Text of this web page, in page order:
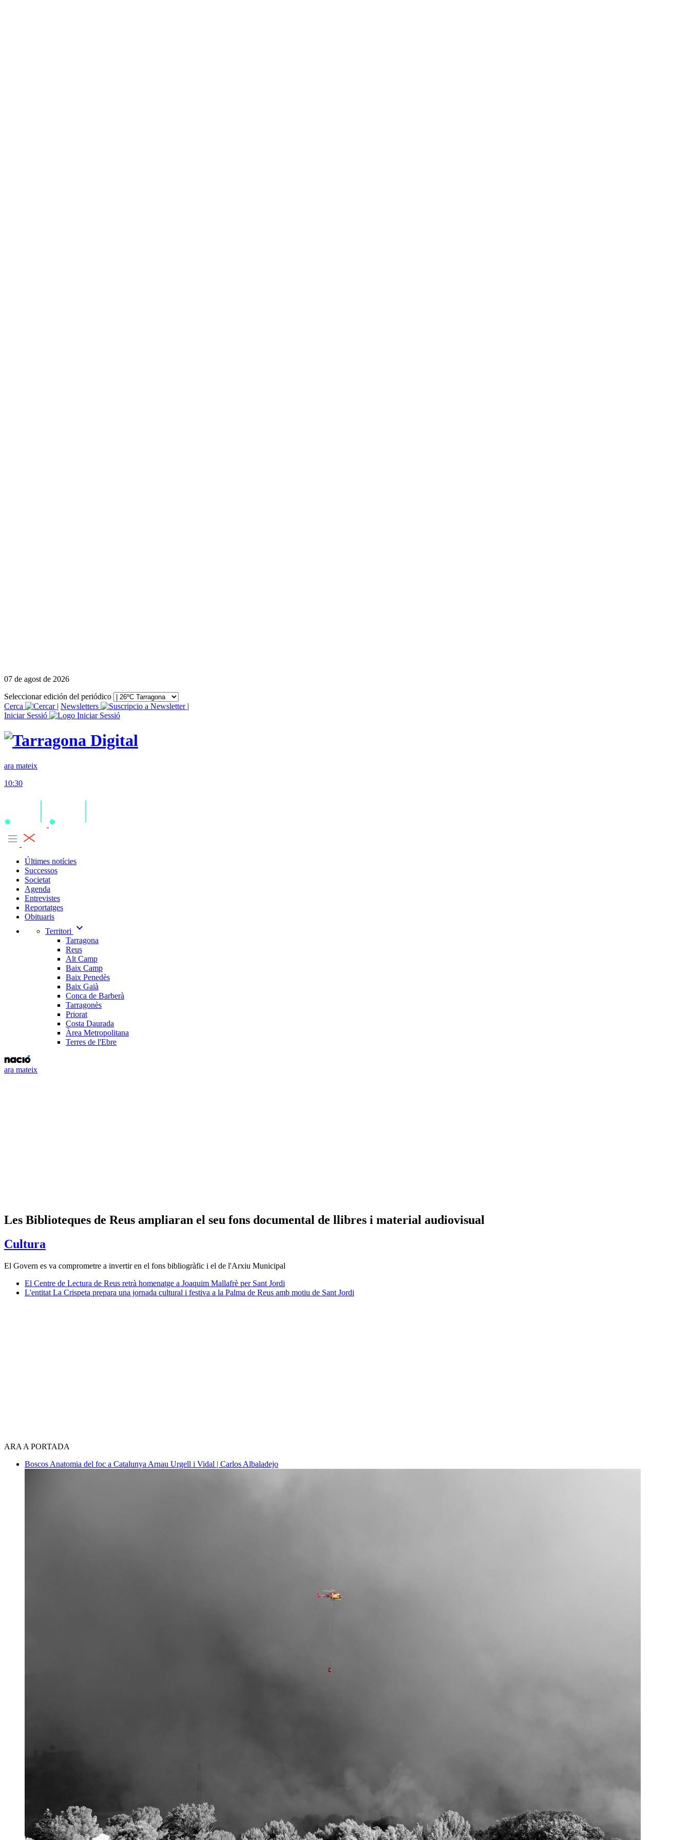
07 de agost de 2026
Seleccionar edición del periódico
Cerca
| Newsletters
|
Iniciar Sessió
ara mateix
10:30
Últimes notícies
Successos
Societat
Agenda
Entrevistes
Reportatges
Obituaris
Territori
expand_more
Tarragona
Reus
Alt Camp
Baix Camp
Baix Penedès
Baix Gaià
Conca de Barberà
Tarragonès
Priorat
Costa Daurada
Àrea Metropolitana
Terres de l'Ebre
ara mateix
Les Biblioteques de Reus ampliaran el seu fons documental de llibres i material audiovisual
Cultura
El Govern es va comprometre a invertir en el fons bibliogràfic i el de l'Arxiu Municipal
El Centre de Lectura de Reus retrà homenatge a Joaquim Mallafrè per Sant Jordi
L'entitat La Crispeta prepara una jornada cultural i festiva a la Palma de Reus amb motiu de Sant Jordi
ARA A PORTADA
Boscos Anatomia del foc a Catalunya Arnau Urgell i Vidal | Carlos Albaladejo